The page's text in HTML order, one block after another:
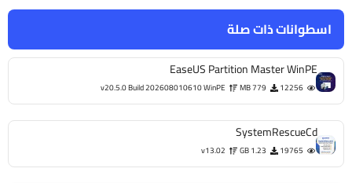
اسطوانات ذات صلة
EaseUS Partition Master WinPE
12256
779 MB
v20.5.0 Build 202608010610 WinPE
SystemRescueCd
19765
1.23 GB
v13.02